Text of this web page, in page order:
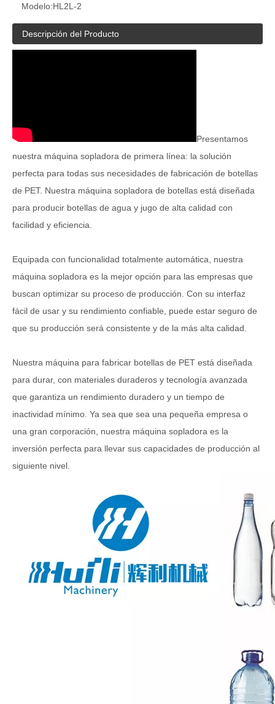
Modelo:HL2L-2
Descripción del Producto
Presentamos
nuestra máquina sopladora de primera línea: la solución
perfecta para todas sus necesidades de fabricación de botellas
de PET. Nuestra máquina sopladora de botellas está diseñada
para producir botellas de agua y jugo de alta calidad con
facilidad y eficiencia.
Equipada con funcionalidad totalmente automática, nuestra
máquina sopladora es la mejor opción para las empresas que
buscan optimizar su proceso de producción. Con su interfaz
fácil de usar y su rendimiento confiable, puede estar seguro de
que su producción será consistente y de la más alta calidad.
Nuestra máquina para fabricar botellas de PET está diseñada
para durar, con materiales duraderos y tecnología avanzada
que garantiza un rendimiento duradero y un tiempo de
inactividad mínimo. Ya sea que sea una pequeña empresa o
una gran corporación, nuestra máquina sopladora es la
inversión perfecta para llevar sus capacidades de producción al
siguiente nivel.